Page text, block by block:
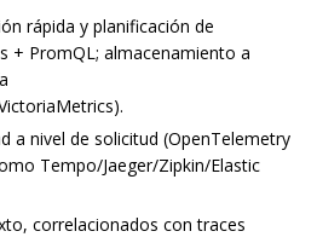
rápida y planificación de
+ PromQL; almacenamiento a
a nivel de solicitud (OpenTelemetry
Tempo/Jaeger/Zipkin/Elastic
correlacionados con traces